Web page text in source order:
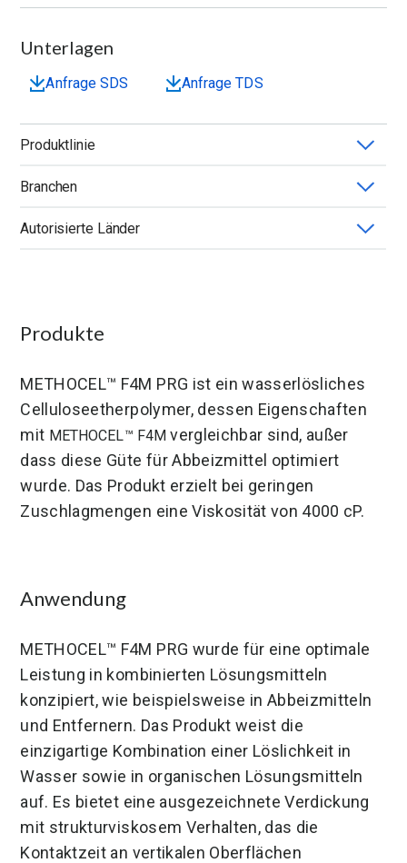
Unterlagen
Anfrage SDS Anfrage TDS
Produktlinie
METHOCEL™
Branchen
Anwendung Chemie
Autorisierte Länder
Produkte
METHOCEL™ F4M PRG ist ein wasserlösliches
Celluloseetherpolymer, dessen Eigenschaften
mit METHOCEL™ F4M vergleichbar sind, außer
dass diese Güte für Abbeizmittel optimiert
wurde. Das Produkt erzielt bei geringen
Zuschlagmengen eine Viskosität von 4000 cP.
Anwendung
METHOCEL™ F4M PRG wurde für eine optimale
Leistung in kombinierten Lösungsmitteln
konzipiert, wie beispielsweise in Abbeizmitteln
und Entfernern. Das Produkt weist die
einzigartige Kombination einer Löslichkeit in
Wasser sowie in organischen Lösungsmitteln
auf. Es bietet eine ausgezeichnete Verdickung
mit strukturviskosem Verhalten, das die
Kontaktzeit an vertikalen Oberflächen